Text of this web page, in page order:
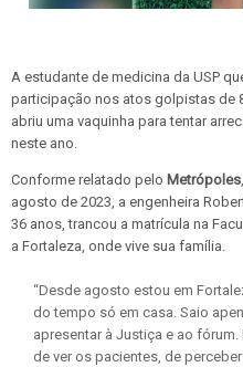
A estudante de medicina da USP
participação nos atos golpistas de
abriu uma vaquinha para tentar
neste ano.
Conforme relatado pelo Metrópoles
agosto de 2023, a engenheira
36 anos, trancou a matrícula na
a Fortaleza, onde vive sua família.
“Desde agosto estou em
do tempo só em casa. Saio
apresentar à Justiça e ao
de ver os pacientes, de